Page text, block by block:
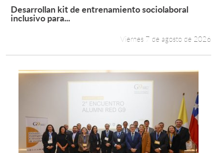
Académicos
Funcionarios
Leer más +
Desarrollan kit de entrenamiento sociolaboral
inclusivo para...
Viernes 7 de agosto de 2026